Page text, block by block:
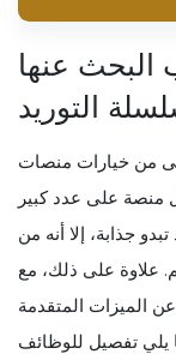
البحث عنها
التوريد
من خيارات منصات
منصة على عدد كبير
جذابة، إلا أنه من
علاوة على ذلك، مع
الميزات المتقدمة
يلي تفصيل للوظائف